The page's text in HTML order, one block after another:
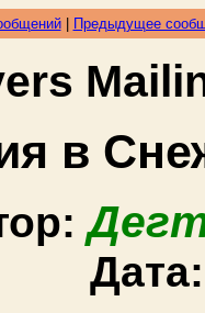
| Предыдущее
в